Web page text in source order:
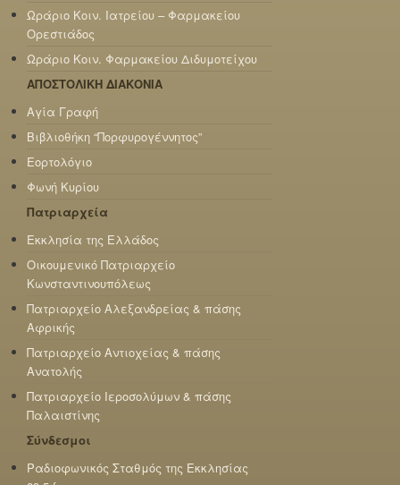
Ωράριο Κοιν. Ιατρείου – Φαρμακείου
Ορεστιάδος
Ωράριο Κοιν. Φαρμακείου Διδυμοτείχου
ΑΠΟΣΤΟΛΙΚΗ ΔΙΑΚΟΝΙΑ
Αγία Γραφή
Βιβλιοθήκη “Πορφυρογέννητος”
Εορτολόγιο
Φωνή Κυρίου
Πατριαρχεία
Εκκλησία της Ελλάδος
Οικουμενικό Πατριαρχείο
Κωνσταντινουπόλεως
Πατριαρχείο Αλεξανδρείας & πάσης
Αφρικής
Πατριαρχείο Αντιοχείας & πάσης
Ανατολής
Πατριαρχείο Ιεροσολύμων & πάσης
Παλαιστίνης
Σύνδεσμοι
Ραδιοφωνικός Σταθμός της Εκκλησίας